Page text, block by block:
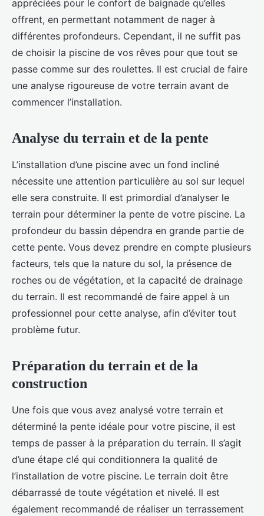
appréciées pour le confort de baignade qu’elles
offrent, en permettant notamment de nager à
différentes profondeurs. Cependant, il ne suffit pas
de choisir la piscine de vos rêves pour que tout se
passe comme sur des roulettes. Il est crucial de faire
une analyse rigoureuse de votre terrain avant de
commencer l’installation.
Analyse du terrain et de la pente
L’installation d’une piscine avec un fond incliné
nécessite une attention particulière au sol sur lequel
elle sera construite. Il est primordial d’analyser le
terrain pour déterminer la pente de votre piscine. La
profondeur du bassin dépendra en grande partie de
cette pente. Vous devez prendre en compte plusieurs
facteurs, tels que la nature du sol, la présence de
roches ou de végétation, et la capacité de drainage
du terrain. Il est recommandé de faire appel à un
professionnel pour cette analyse, afin d’éviter tout
problème futur.
Préparation du terrain et de la
construction
Une fois que vous avez analysé votre terrain et
déterminé la pente idéale pour votre piscine, il est
temps de passer à la préparation du terrain. Il s’agit
d’une étape clé qui conditionnera la qualité de
l’installation de votre piscine. Le terrain doit être
débarrassé de toute végétation et nivelé. Il est
également recommandé de réaliser un terrassement